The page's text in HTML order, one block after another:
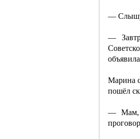
— Слышу,
—
Марина
пошёл
— Мам,